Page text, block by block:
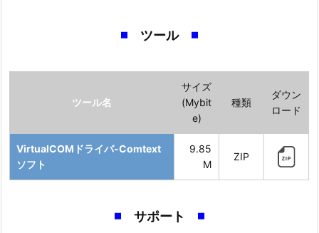
ツール
ツール名
サイズ
(Mybit
e)
種類
ダウン
ロード
VirtualCOMドライバ-Comtext
ソフト
9.85
M
ZIP
サポート